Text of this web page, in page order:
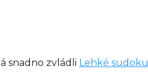
snadno zvládli Lehké sudoku